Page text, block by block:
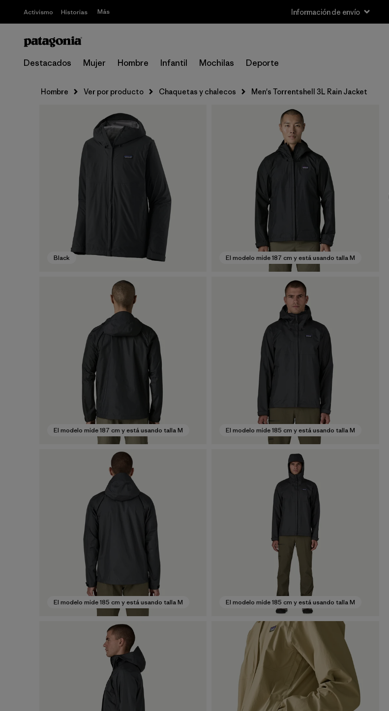
Activismo Historias Más Información de envío
Destacados Mujer Hombre Infantil Mochilas Deporte
Hombre Ver por producto Chaquetas y chalecos Men's Torrentshell 3L Rain Jacket
Black El modelo mide 187 cm y está usando talla M
El modelo mide 187 cm y está usando talla M El modelo mide 185 cm y está usando talla M
El modelo mide 185 cm y está usando talla M El modelo mide 185 cm y está usando talla M